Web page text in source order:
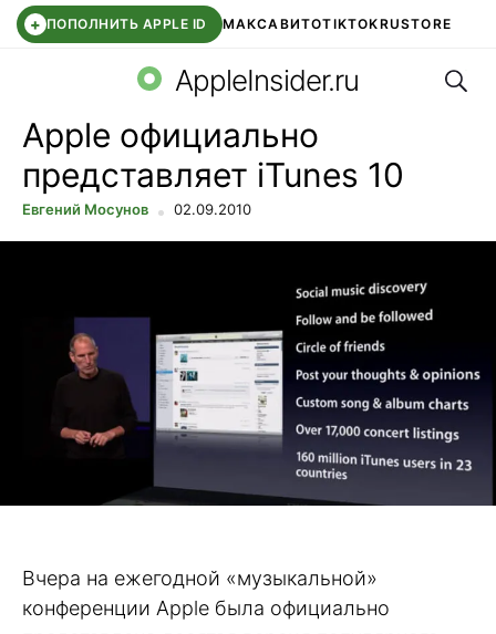
+ ПОПОЛНИТЬ APPLE ID МАКСАВИТОTIKTOKRUSTORE
WB КЛУБIOS 26.6 DDE STORE
AppleInsider.ru
Apple официально
представляет iTunes 10
Евгений Мосунов 02.09.2010
Вчера на ежегодной «музыкальной»
конференции Apple была официально